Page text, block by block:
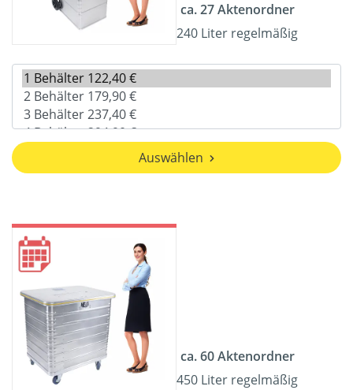
ca. 27 Aktenordner
240 Liter regelmäßig
Auswählen
ca. 60 Aktenordner
450 Liter regelmäßig